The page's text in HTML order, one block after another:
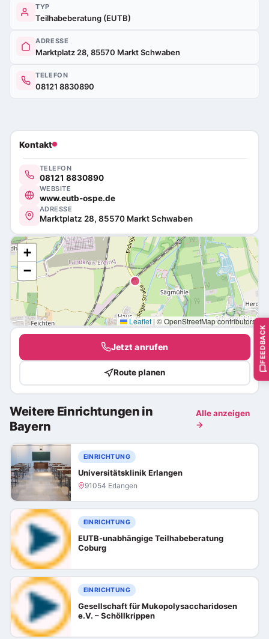
TYP
Teilhabeberatung (EUTB)
ADRESSE
Marktplatz 28, 85570 Markt Schwaben
TELEFON
08121 8830890
Kontakt
TELEFON
08121 8830890
WEBSITE
www.eutb-ospe.de
ADRESSE
Marktplatz 28, 85570 Markt Schwaben
+
−
Leaflet | © OpenStreetMap contributors
Jetzt anrufen
Route planen
Weitere Einrichtungen in
Bayern
Alle anzeigen
→
EINRICHTUNG
Universitätsklinik Erlangen
91054 Erlangen
EINRICHTUNG
EUTB-unabhängige Teilhabeberatung
Coburg
EINRICHTUNG
Gesellschaft für Mukopolysaccharidosen
e.V. – Schöllkrippen
FEEDBACK